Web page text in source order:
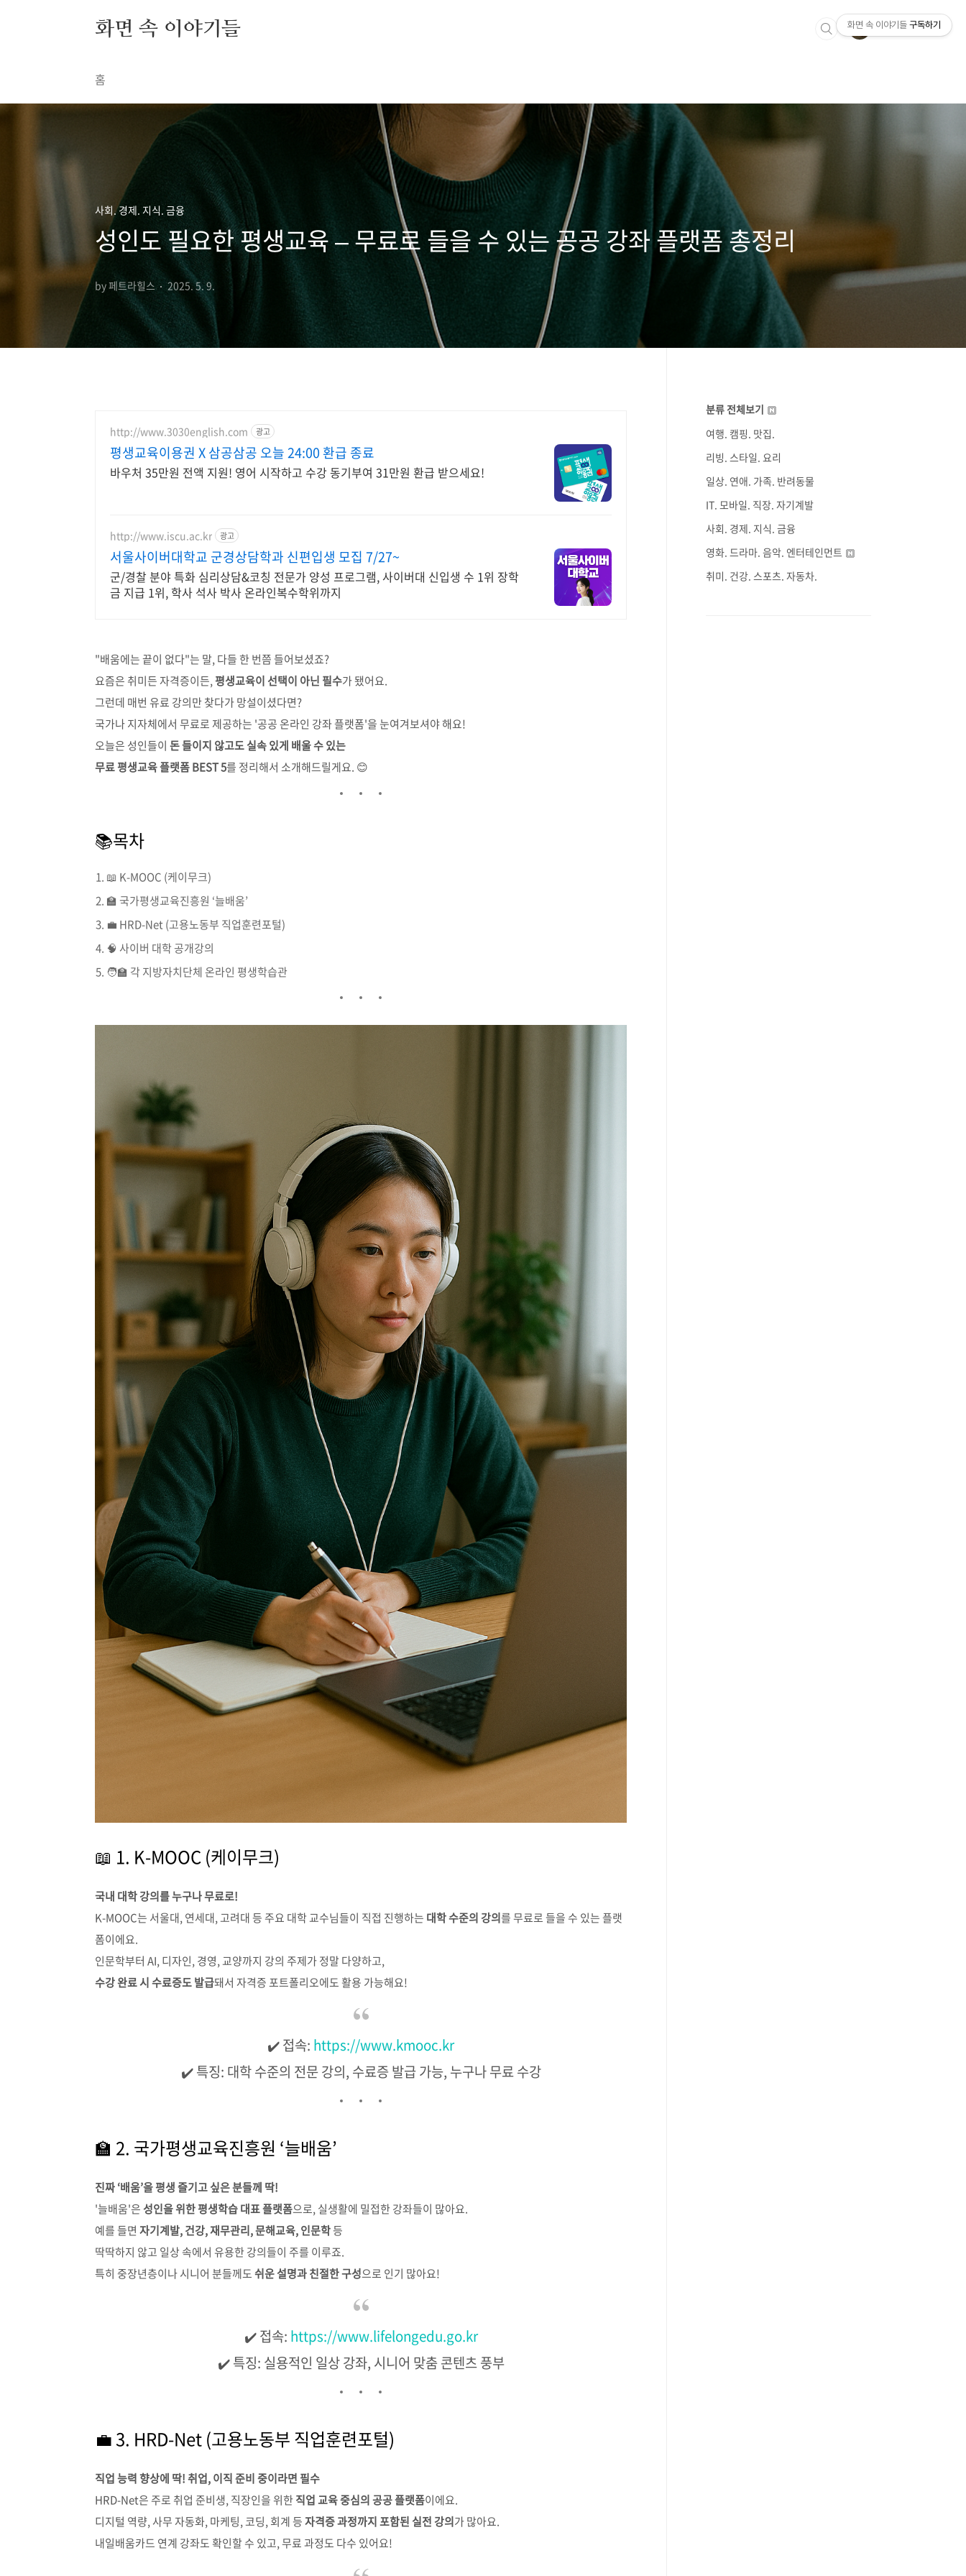
화면 속 이야기들
홈
사회. 경제. 지식. 금융
성인도 필요한 평생교육 – 무료로 들을 수 있는 공공 강좌 플랫폼 총정리
by 페트라힐스 2025. 5. 9.
http://www.3030english.com 광고
평생교육이용권 X 삼공삼공 오늘 24:00 환급 종료
바우처 35만원 전액 지원! 영어 시작하고 수강 동기부여 31만원 환급 받으세요!
http://www.iscu.ac.kr 광고
서울사이버대학교 군경상담학과 신편입생 모집 7/27~
군/경찰 분야 특화 심리상담&코칭 전문가 양성 프로그램, 사이버대 신입생 수 1위 장학
금 지급 1위, 학사 석사 박사 온라인복수학위까지
"배움에는 끝이 없다"는 말, 다들 한 번쯤 들어보셨죠?
요즘은 취미든 자격증이든, 평생교육이 선택이 아닌 필수가 됐어요.
그런데 매번 유료 강의만 찾다가 망설이셨다면?
국가나 지자체에서 무료로 제공하는 '공공 온라인 강좌 플랫폼'을 눈여겨보셔야 해요!
오늘은 성인들이 돈 들이지 않고도 실속 있게 배울 수 있는
무료 평생교육 플랫폼 BEST 5를 정리해서 소개해드릴게요. 😊
📚목차
📖 K-MOOC (케이무크)
🏫 국가평생교육진흥원 ‘늘배움’
💼 HRD-Net (고용노동부 직업훈련포털)
🧠 사이버 대학 공개강의
🧑‍🏫 각 지방자치단체 온라인 평생학습관
📖 1. K-MOOC (케이무크)
국내 대학 강의를 누구나 무료로!
K-MOOC는 서울대, 연세대, 고려대 등 주요 대학 교수님들이 직접 진행하는 대학 수준의 강의를 무료로 들을 수 있는 플랫
폼이에요.
인문학부터 AI, 디자인, 경영, 교양까지 강의 주제가 정말 다양하고,
수강 완료 시 수료증도 발급돼서 자격증 포트폴리오에도 활용 가능해요!
✔️ 접속: https://www.kmooc.kr
✔️ 특징: 대학 수준의 전문 강의, 수료증 발급 가능, 누구나 무료 수강
🏫 2. 국가평생교육진흥원 ‘늘배움’
진짜 ‘배움’을 평생 즐기고 싶은 분들께 딱!
'늘배움'은성인을 위한 평생학습 대표 플랫폼으로, 실생활에 밀접한 강좌들이 많아요.
예를 들면 자기계발, 건강, 재무관리, 문해교육, 인문학등
딱딱하지 않고 일상 속에서 유용한 강의들이 주를 이루죠.
특히 중장년층이나 시니어 분들께도쉬운 설명과 친절한 구성으로 인기 많아요!
✔️ 접속: https://www.lifelongedu.go.kr
✔️ 특징: 실용적인 일상 강좌, 시니어 맞춤 콘텐츠 풍부
💼 3. HRD-Net (고용노동부 직업훈련포털)
직업 능력 향상에 딱! 취업, 이직 준비 중이라면 필수
HRD-Net은 주로 취업 준비생, 직장인을 위한직업 교육 중심의 공공 플랫폼이에요.
디지털 역량, 사무 자동화, 마케팅, 코딩, 회계 등자격증 과정까지 포함된 실전 강의가 많아요.
내일배움카드 연계 강좌도 확인할 수 있고, 무료 과정도 다수 있어요!
분류 전체보기
여행. 캠핑. 맛집.
리빙. 스타일. 요리
일상. 연애. 가족. 반려동물
IT. 모바일. 직장. 자기계발
사회. 경제. 지식. 금융
영화. 드라마. 음악. 엔터테인먼트
취미. 건강. 스포츠. 자동차.
화면 속 이야기들 구독하기